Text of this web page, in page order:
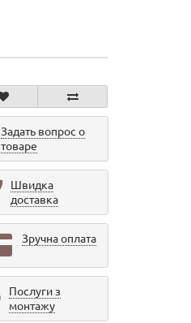
Задать вопрос о
товаре
Швидка
доставка
Зручна оплата
Послуги з
монтажу